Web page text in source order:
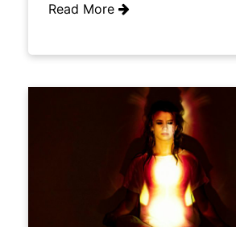
Read More